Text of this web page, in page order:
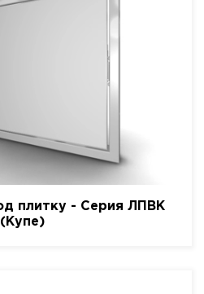
плитку - Серия ЛПВК
(Купе)